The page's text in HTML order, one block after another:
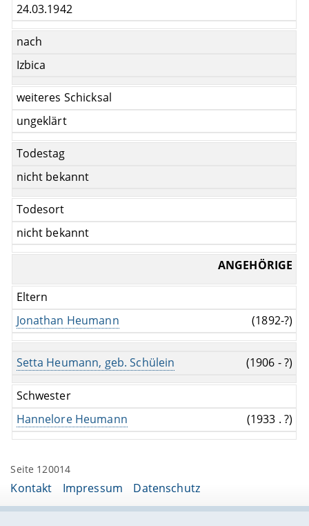
24.03.1942
nach
Izbica
weiteres Schicksal
ungeklärt
Todestag
nicht bekannt
Todesort
nicht bekannt
ANGEHÖRIGE
Eltern
Jonathan Heumann
(1892-?)
Setta Heumann, geb. Schülein (1906 - ?)
Schwester
Hannelore Heumann
(1933 . ?)
Seite 120014
Kontakt Impressum Datenschutz